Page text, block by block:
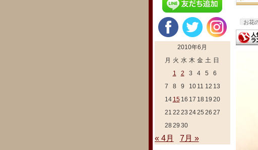
お花
2010年6月
月 火 水 木 金 土 日
1
2 3 4 5
6
7
8 9 10 11 12 13
14 15 16 17 18 19 20
21 22 23 2425 26 27
28 29 30
« 4月 7月 »